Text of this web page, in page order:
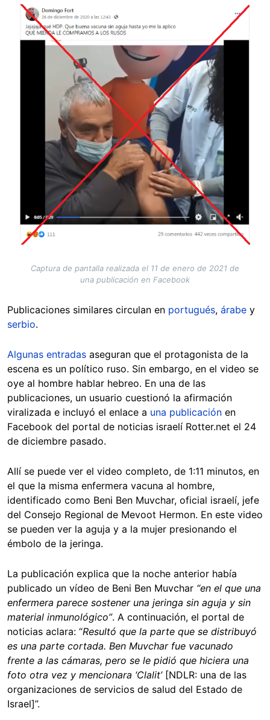
Image
Captura de pantalla realizada el 11 de enero de 2021 de
una publicación en Facebook
Publicaciones similares circulan en portugués, árabe y
serbio.
Algunas entradas aseguran que el protagonista de la
escena es un político ruso. Sin embargo, en el video se
oye al hombre hablar hebreo. En una de las
publicaciones, un usuario cuestionó la afirmación
viralizada e incluyó el enlace a una publicación en
Facebook del portal de noticias israelí Rotter.net el 24
de diciembre pasado.
Allí se puede ver el video completo, de 1:11 minutos, en
el que la misma enfermera vacuna al hombre,
identificado como Beni Ben Muvchar, oficial israelí, jefe
del Consejo Regional de Mevoot Hermon. En este video
se pueden ver la aguja y a la mujer presionando el
émbolo de la jeringa.
La publicación explica que la noche anterior había
publicado un vídeo de Beni Ben Muvchar “en el que una
enfermera parece sostener una jeringa sin aguja y sin
material inmunológico”. A continuación, el portal de
noticias aclara: “Resultó que la parte que se distribuyó
es una parte cortada. Ben Muvchar fue vacunado
frente a las cámaras, pero se le pidió que hiciera una
foto otra vez y mencionara ‘Clalit’[NDLR: una de las
organizaciones de servicios de salud del Estado de
Israel]”.